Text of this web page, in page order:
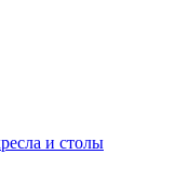
и столы